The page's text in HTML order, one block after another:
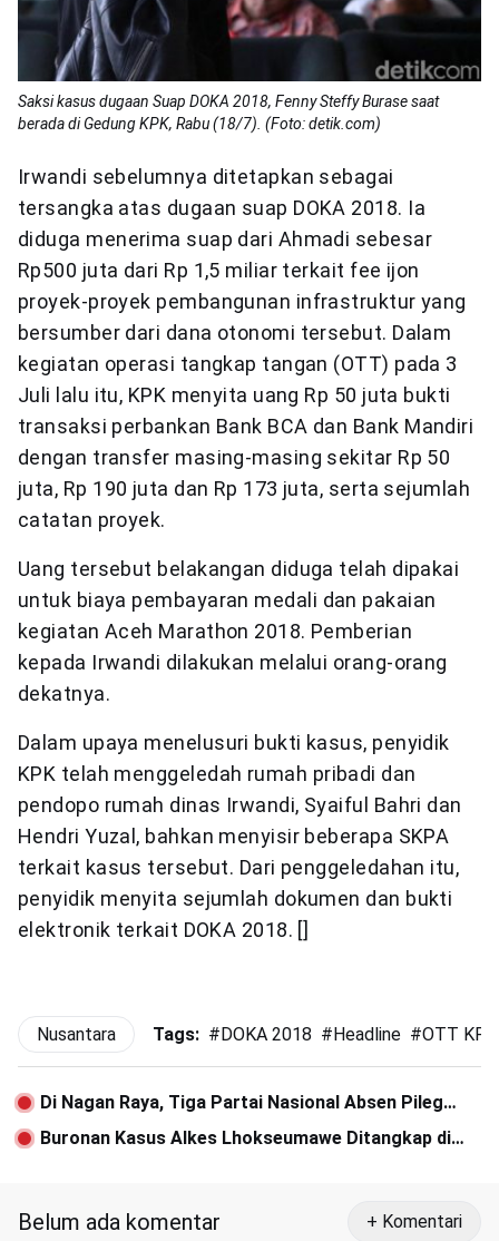
Saksi kasus dugaan Suap DOKA 2018, Fenny Steffy Burase saat
berada di Gedung KPK, Rabu (18/7). (Foto: detik.com)
Irwandi sebelumnya ditetapkan sebagai
tersangka atas dugaan suap DOKA 2018. Ia
diduga menerima suap dari Ahmadi sebesar
Rp500 juta dari Rp 1,5 miliar terkait fee ijon
proyek-proyek pembangunan infrastruktur yang
bersumber dari dana otonomi tersebut. Dalam
kegiatan operasi tangkap tangan (OTT) pada 3
Juli lalu itu, KPK menyita uang Rp 50 juta bukti
transaksi perbankan Bank BCA dan Bank Mandiri
dengan transfer masing-masing sekitar Rp 50
juta, Rp 190 juta dan Rp 173 juta, serta sejumlah
catatan proyek.
Uang tersebut belakangan diduga telah dipakai
untuk biaya pembayaran medali dan pakaian
kegiatan Aceh Marathon 2018. Pemberian
kepada Irwandi dilakukan melalui orang-orang
dekatnya.
Dalam upaya menelusuri bukti kasus, penyidik
KPK telah menggeledah rumah pribadi dan
pendopo rumah dinas Irwandi, Syaiful Bahri dan
Hendri Yuzal, bahkan menyisir beberapa SKPA
terkait kasus tersebut. Dari penggeledahan itu,
penyidik menyita sejumlah dokumen dan bukti
elektronik terkait DOKA 2018. []
Nusantara Tags: #DOKA 2018 #Headline #OTT
Di Nagan Raya, Tiga Partai Nasional Absen Pileg
2019
Buronan Kasus Alkes Lhokseumawe Ditangkap di
Belum ada komentar + Komentari